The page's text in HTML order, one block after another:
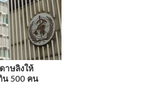
าษลิงให้
น 500 คน